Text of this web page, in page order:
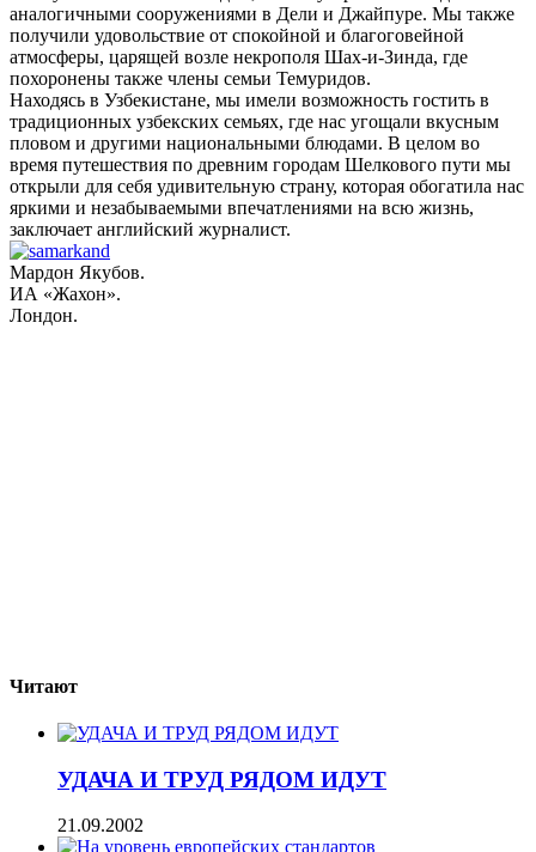
аналогичными сооружениями в Дели и Джайпуре. Мы также
получили удовольствие от спокойной и благоговейной
атмосферы, царящей возле некрополя Шах-и-Зинда, где
похоронены также члены семьи Темуридов.
Находясь в Узбекистане, мы имели возможность гостить в
традиционных узбекских семьях, где нас угощали вкусным
пловом и другими национальными блюдами. В целом во
время путешествия по древним городам Шелкового пути мы
открыли для себя удивительную страну, которая обогатила нас
яркими и незабываемыми впечатлениями на всю жизнь,
заключает английский журналист.
Мардон Якубов.
ИА «Жахон».
Лондон.
Читают
УДАЧА И ТРУД РЯДОМ ИДУТ
21.09.2002